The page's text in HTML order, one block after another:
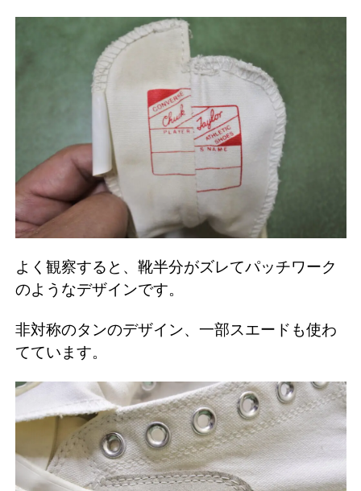
よく観察すると、靴半分がズレてパッチワーク
のようなデザインです。
非対称のタンのデザイン、一部スエードも使わ
てています。